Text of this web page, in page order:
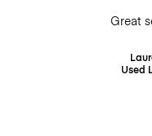
Great
Used